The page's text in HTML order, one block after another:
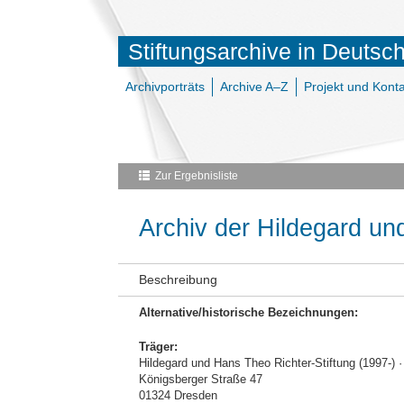
Stiftungsarchive in
Archivporträts Archive A–Z Projekt und
Zur Ergebnisliste
Archiv der Hildegard
Beschreibung
Alternative/historische Bezeichnungen:
Träger:
Hildegard und Hans Theo Richter-Stiftung (1997-)
Königsberger Straße 47
01324 Dresden